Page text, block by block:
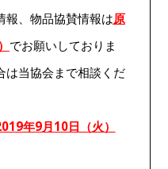
報、物品協賛情報は原
でお願いしておりま
は当協会まで相談くだ
年9月10日（火）